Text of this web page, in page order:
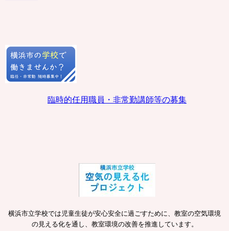
臨時的任用職員・非常勤講師等の募集
横浜市立学校では児童生徒が安心安全に過ごすために、教室の空気環境
の見える化を通し、教室環境の改善を推進しています。